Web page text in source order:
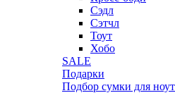
Сэдл
Сэтчл
Тоут
Хобо
SALE
Подарки
Подбор сумки для